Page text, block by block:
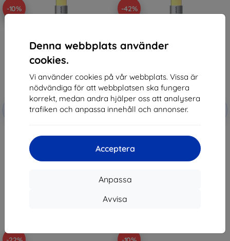
Denna webbplats använder
cookies.
Vi använder cookies på vår webbplats. Vissa är
nödvändiga för att webbplatsen ska fungera
korrekt, medan andra hjälper oss att analysera
trafiken och anpassa innehåll och annonser.
Acceptera
Anpassa
Avvisa
-10%
Rabatt
med
EXTRA10
Kabel 2m ALEHH (Grå)
132 kr
-42%
-10%
Rabatt
med
EXTRA10
Kabel 1m ALEHF (Grå)
93 kr